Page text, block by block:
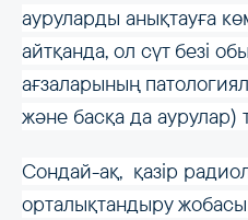
ауруларды анықтауға
айтқанда, ол сүт безі
ағзаларының
және басқа да аурулар)
Сондай-ақ, қазір
орталықтандыру